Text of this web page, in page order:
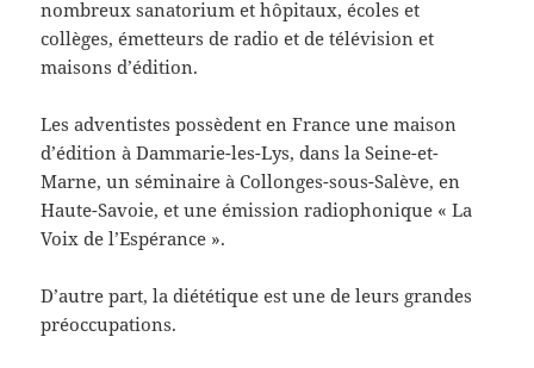
nombreux sanatorium et hôpitaux, écoles et
collèges, émetteurs de radio et de télévision et
maisons d’édition.
Les adventistes possèdent en France une maison
d’édition à Dammarie-les-Lys, dans la Seine-et-
Marne, un séminaire à Collonges-sous-Salève, en
Haute-Savoie, et une émission radiophonique « La
Voix de l’Espérance ».
D’autre part, la diététique est une de leurs grandes
préoccupations.